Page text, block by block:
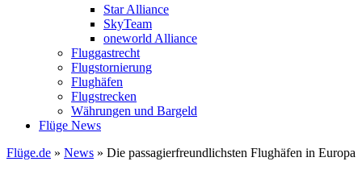
Star Alliance
SkyTeam
oneworld Alliance
Fluggastrecht
Flugstornierung
Flughäfen
Flugstrecken
Währungen und Bargeld
Flüge News
Flüge.de » News » Die passagierfreundlichsten Flughäfen in Europa